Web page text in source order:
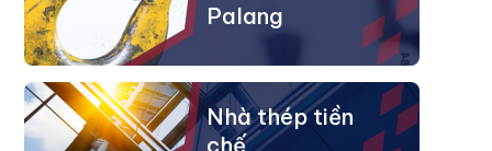
Palang
Nhà thép tiền
chế